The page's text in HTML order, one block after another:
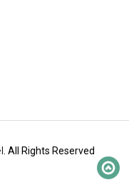
. All Rights Reserved